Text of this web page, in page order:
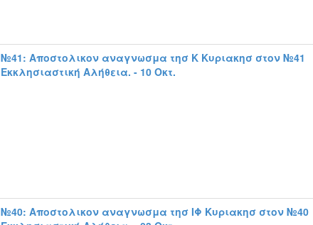
№41: Αποστολικον αναγνωσμα τησ Κ Κυριακησ στον №41
Εκκλησιαστική Αλήθεια. - 10 Οκτ.
№40: Αποστολικον αναγνωσμα τησ ΙΦ Κυριακησ στον №40